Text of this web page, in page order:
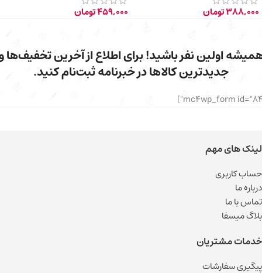
388,000تومان
459,000تومان
اولین نفر باشید! برای اطلاع از آخرین تخفیف‌ها
جدیدترین کالاها در خبرنامه ثبت‌نام کنید.
لینک های مهم
حساب کاربری
درباره ما
تماس با ما
بلاگ میسفا
خدمات مشتریان
پیگیری سفارشات